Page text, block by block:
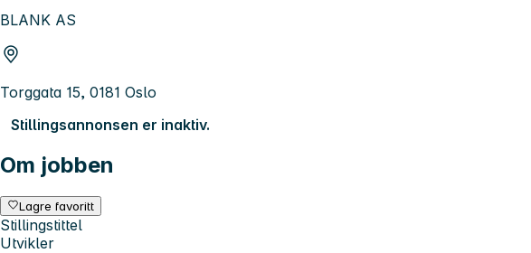
BLANK AS
Torggata 15, 0181 Oslo
Stillingsannonsen er inaktiv.
Om jobben
Lagre favoritt
Stillingstittel
Utvikler